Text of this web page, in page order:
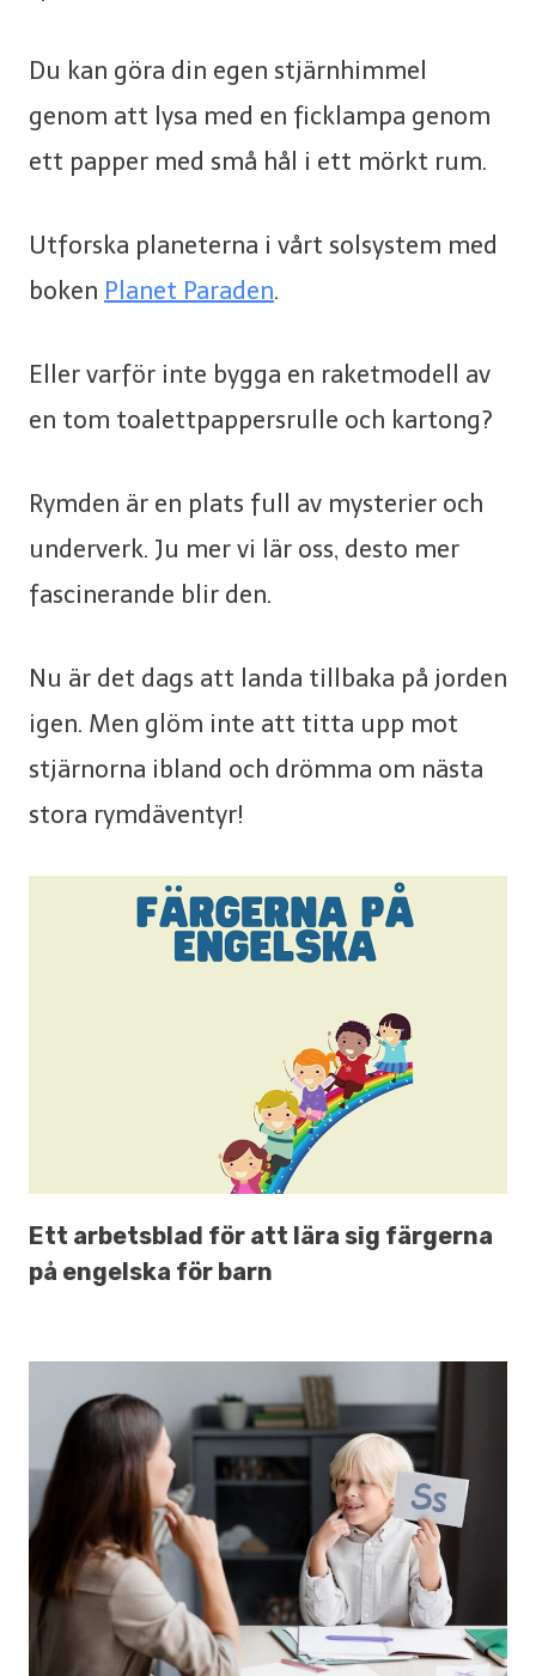
Du kan göra din egen stjärnhimmel
genom att lysa med en ficklampa genom
ett papper med små hål i ett mörkt rum.
Utforska planeterna i vårt solsystem med
boken Planet Paraden.
Eller varför inte bygga en raketmodell av
en tom toalettpappersrulle och kartong?
Rymden är en plats full av mysterier och
underverk. Ju mer vi lär oss, desto mer
fascinerande blir den.
Nu är det dags att landa tillbaka på jorden
igen. Men glöm inte att titta upp mot
stjärnorna ibland och drömma om nästa
stora rymdäventyr!
Ett arbetsblad för att lära sig färgerna
på engelska för barn